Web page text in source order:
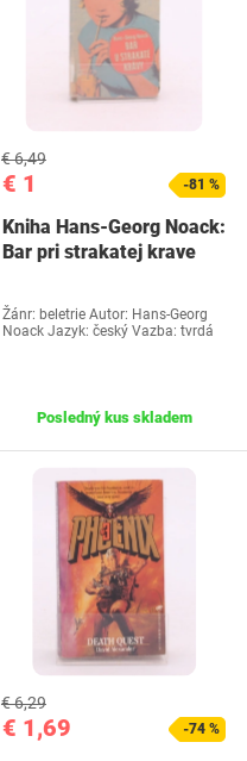
€ 1
€ 6,49
-81 %
Kniha Hans-Georg Noack:
Bar pri strakatej krave
Žánr: beletrie Autor: Hans-Georg
Noack Jazyk: český Vazba: tvrdá
Posledný kus skladem
€ 1,69
€ 6,29
-74 %